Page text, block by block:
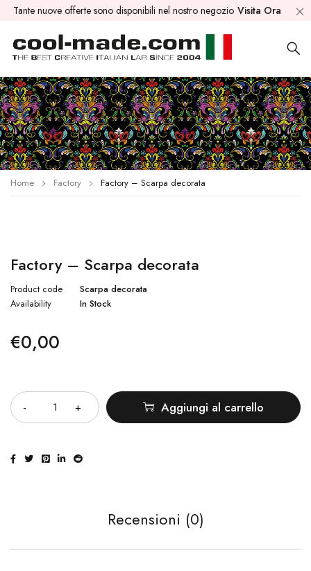
Tante nuove offerte sono disponibili nel nostro negozio Visita Ora
Home Factory Factory – Scarpa decorata
Factory – Scarpa decorata
Product code
Scarpa decorata
Availability
In Stock
€0,00
Aggiungi al carrello
Recensioni (0)